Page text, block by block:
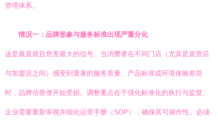
管理体系。
情况一：品牌形象与服务标准出现严重分化
这是最直观且危害最大的信号。当消费者在不同门店（尤其是直营店
与加盟店之间）感受到显著的服务质量、产品标准或环境体验差异
时，品牌信誉便开始受损。调整重点在于强化标准化的执行与监督。
企业需要重新审视并细化运营手册（SOP），确保其可操作性。必须